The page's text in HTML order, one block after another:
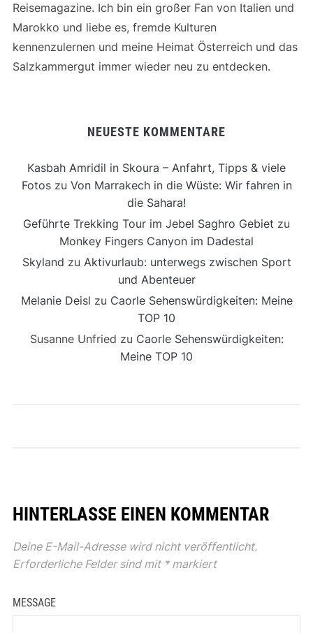
Reisemagazine. Ich bin ein großer Fan von Italien und
Marokko und liebe es, fremde Kulturen
kennenzulernen und meine Heimat Österreich und das
Salzkammergut immer wieder neu zu entdecken.
NEUESTE KOMMENTARE
Kasbah Amridil in Skoura – Anfahrt, Tipps & viele
Fotoszu Von Marrakech in die Wüste: Wir fahren in
die Sahara!
Geführte Trekking Tour im Jebel Saghro Gebiet zu
Monkey Fingers Canyon im Dadestal
Skyland zu Aktivurlaub: unterwegs zwischen Sport
und Abenteuer
Melanie Deisl zu Caorle Sehenswürdigkeiten: Meine
TOP 10
Susanne Unfried zu Caorle Sehenswürdigkeiten:
Meine TOP 10
HINTERLASSE EINEN KOMMENTAR
Deine E-Mail-Adresse wird nicht veröffentlicht.
Erforderliche Felder sind mit *markiert
MESSAGE